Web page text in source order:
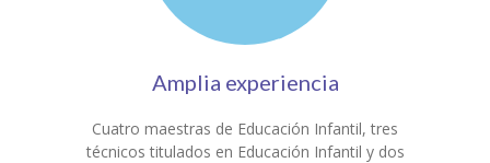
Amplia experiencia
Cuatro maestras de Educación Infantil, tres
técnicos titulados en Educación Infantil y dos